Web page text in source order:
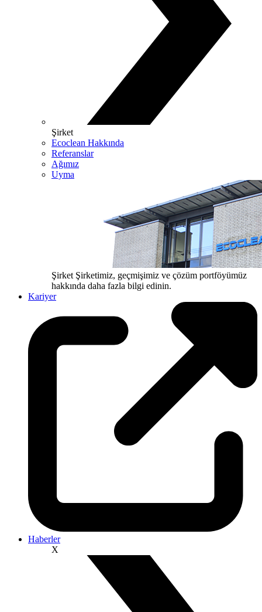
Şirket
Ecoclean Hakkında
Referanslar
Ağımız
Uyma
Şirket Şirketimiz, geçmişimiz ve çözüm portföyümüz
hakkında daha fazla bilgi edinin.
Kariyer
Haberler
X